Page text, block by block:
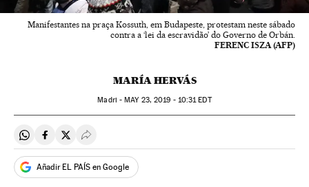
Manifestantes na praça Kossuth, em Budapeste, protestam neste sábado
contra a ‘lei da escravidão’ do Governo de Orbán.
FERENC ISZA (AFP)
MARÍA HERVÁS
Madri - MAY23, 2019 - 10:31EDT
Compartir en Whatsapp
Compartir en Facebook
Compartir en Twitter
Desplegar Redes Sociales
Añadir EL PAÍS en Google